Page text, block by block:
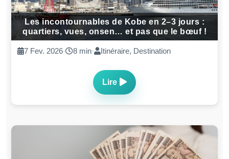
Les incontournables de Kobe en 2–3 jours :
quartiers, vues, onsen… et pas que le bœuf !
7 Fev. 2026· 8 min· Itinéraire, Destination
Lire